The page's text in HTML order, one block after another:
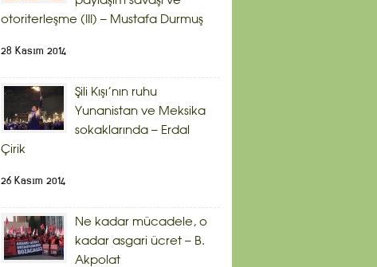
otoriterleşme (III) – Mustafa Durmuş
28 Kasım 2014
Şili Kışı’nın ruhu
Yunanistan ve Meksika
sokaklarında – Erdal
Çirik
26 Kasım 2014
Ne kadar mücadele, o
kadar asgari ücret – B.
Akpolat